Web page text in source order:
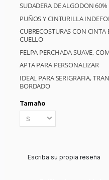
SUDADERA DE ALGODON 60%
PUÑOS Y CINTURILLA
CUBRECOSTURAS CON
CUELLO
FELPA PERCHADA SUAVE,
APTA PARA PERSONALIZAR
IDEAL PARA SERIGRAFIA,
BORDADO
Tamaño
Escriba su propia reseña